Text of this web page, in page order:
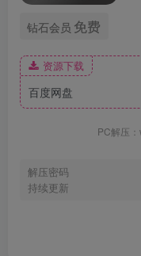
钻石会员 免费
资源下载
百度网盘
PC解压
解压密码
持续更新